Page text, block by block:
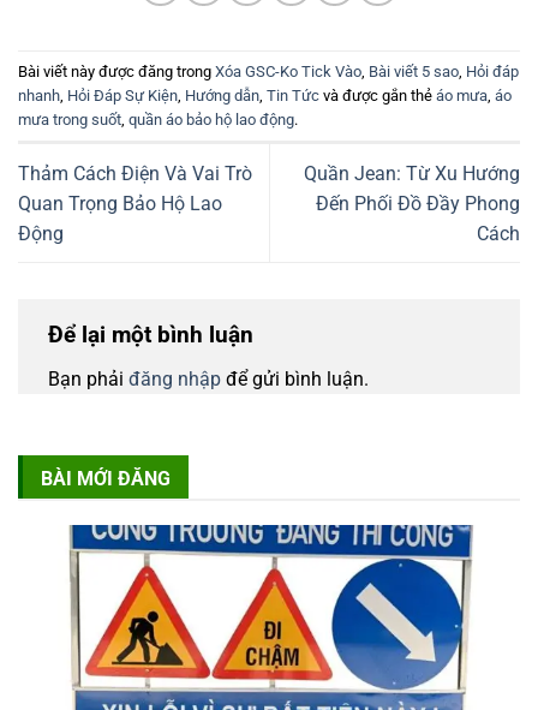
Bài viết này được đăng trong Xóa GSC-Ko Tick Vào Bài viết 5 sao Hỏi đáp
nhanh Hỏi Đáp Sự Kiện Hướng dẫn Tin Tức và được gắn thẻ áo mưa áo
mưa trong suốt quần áo bảo hộ lao động.
Thảm Cách Điện Và Vai Trò
Quan Trọng Bảo Hộ Lao
Động
Quần Jean: Từ Xu Hướng
Đến Phối Đồ Đầy Phong
Cách
Để lại một bình luận
Bạn phải đăng nhập để gửi bình luận.
BÀI MỚI ĐĂNG